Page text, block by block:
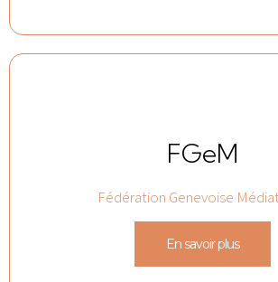
FGeM
Fédération Genevoise
En savoir plus